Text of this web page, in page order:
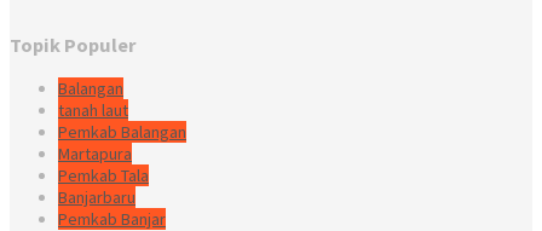
Topik Populer
Balangan
tanah laut
Pemkab Balangan
Martapura
Pemkab Tala
Banjarbaru
Pemkab Banjar